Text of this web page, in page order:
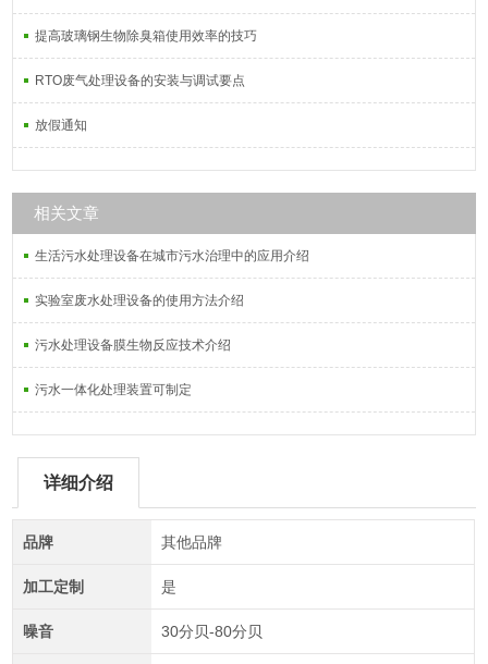
提高玻璃钢生物除臭箱使用效率的技巧
RTO废气处理设备的安装与调试要点
放假通知
相关文章
生活污水处理设备在城市污水治理中的应用介绍
实验室废水处理设备的使用方法介绍
污水处理设备膜生物反应技术介绍
污水一体化处理装置可制定
详细介绍
品牌 其他品牌
加工定制 是
噪音 30分贝-80分贝